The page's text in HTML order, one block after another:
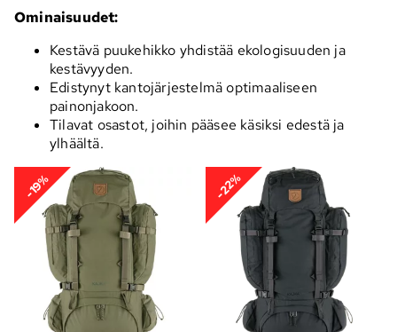
Ominaisuudet:
Kestävä puukehikko yhdistää ekologisuuden ja
kestävyyden.
Edistynyt kantojärjestelmä optimaaliseen
painonjakoon.
Tilavat osastot, joihin pääsee käsiksi edestä ja
ylhäältä.
-19% -22%